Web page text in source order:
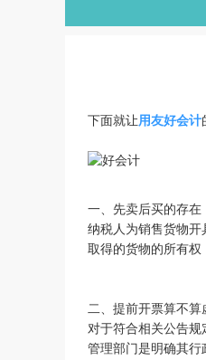
下面就让用友好会计
一、先卖后买的存在
纳税人为销售货物
取得的货物的所有权
二、提前开票算不算
对于符合相关公告规
管理部门是明确其